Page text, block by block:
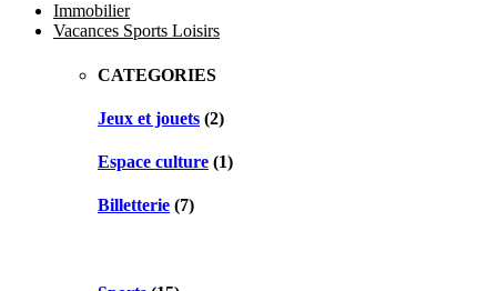
Immobilier
Vacances Sports Loisirs
CATEGORIES
Jeux et jouets (2)
Espace culture (1)
Billetterie (7)